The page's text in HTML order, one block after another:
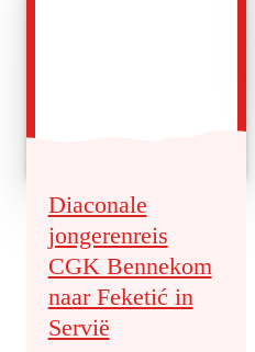
Diaconale
jongerenreis
CGK Bennekom
naar Feketić in
Servië